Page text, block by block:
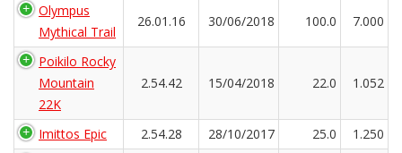
Olympus
Mythical Trail
26.01.16 30/06/2018 100.0 7.000
Poikilo Rocky
Mountain
22K
2.54.42 15/04/2018 22.0 1.052
Imittos Epic 2.54.28 28/10/2017 25.0
1.250